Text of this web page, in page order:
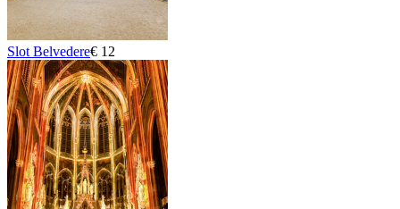
Slot Belvedere€ 12